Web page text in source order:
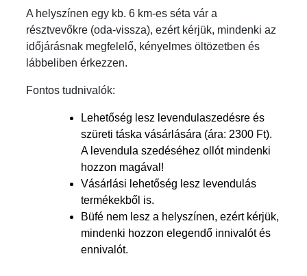
A helyszínen egy kb. 6 km-es séta vár a
résztvevőkre (oda-vissza), ezért kérjük, mindenki az
időjárásnak megfelelő, kényelmes öltözetben és
lábbeliben érkezzen.
Fontos tudnivalók:
Lehetőség lesz levendulaszedésre és
szüreti táska vásárlására (ára: 2300 Ft).
A levendula szedéséhez ollót mindenki
hozzon magával!
Vásárlási lehetőség lesz levendulás
termékekből is.
Büfé nem lesz a helyszínen, ezért kérjük,
mindenki hozzon elegendő innivalót és
ennivalót.